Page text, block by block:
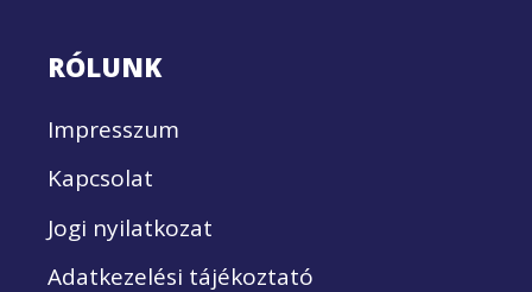
RÓLUNK
Impresszum
Kapcsolat
Jogi nyilatkozat
Adatkezelési tájékoztató